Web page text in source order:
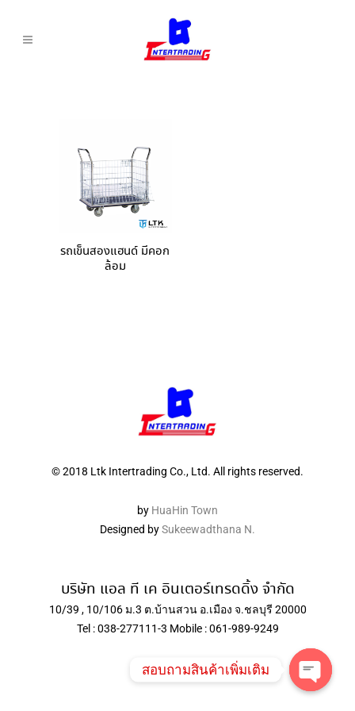
รถเข็นสองแฮนด์ มีคอก
ล้อม
© 2018 Ltk Intertrading Co., Ltd. All rights reserved.
by HuaHin Town
Designed bySukeewadthana N.
บริษัท แอล ที เค อินเตอร์เทรดดิ้ง จำกัด
10/39 , 10/106 ม.3 ต.บ้านสวน อ.เมือง จ.ชลบุรี 20000
Tel : 038-277111-3 Mobile : 061-989-9249
สอบถามสินค้าเพิ่มเติม
Open